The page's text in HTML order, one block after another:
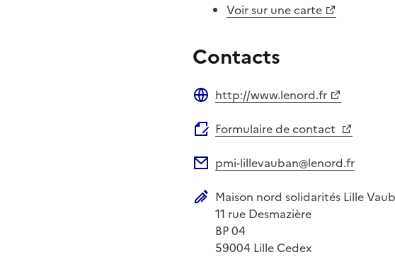
Voir sur une carte
Contacts
http://www.lenord.fr
Formulaire de contact
pmi-lillevauban@lenord.fr
Adresse postale
Maison nord solidarités Lille
11 rue Desmazière
BP 04
59004 Lille Cedex